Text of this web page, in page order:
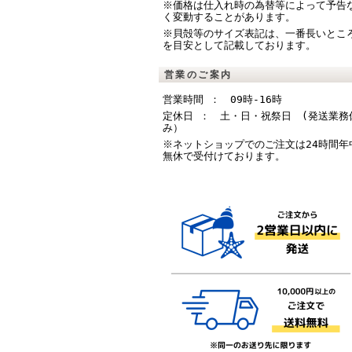
※価格は仕入れ時の為替等によって予告
く変動することがあります。
※貝殻等のサイズ表記は、一番長いとこ
を目安として記載しております。
営業のご案内
営業時間 ： 09時-16時
定休日 ： 土・日・祝祭日 (発送業務
み）
※ネットショップでのご注文は24時間年
無休で受付けております。